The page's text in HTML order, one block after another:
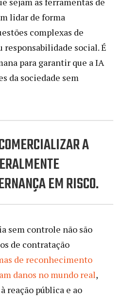
lidar de forma
complexas de
responsabilidade social. É
para garantir que a IA
da sociedade sem
A
EM RISCO.
sem controle não são
de contratação
de reconhecimento
danos no mundo real,
reação pública e ao